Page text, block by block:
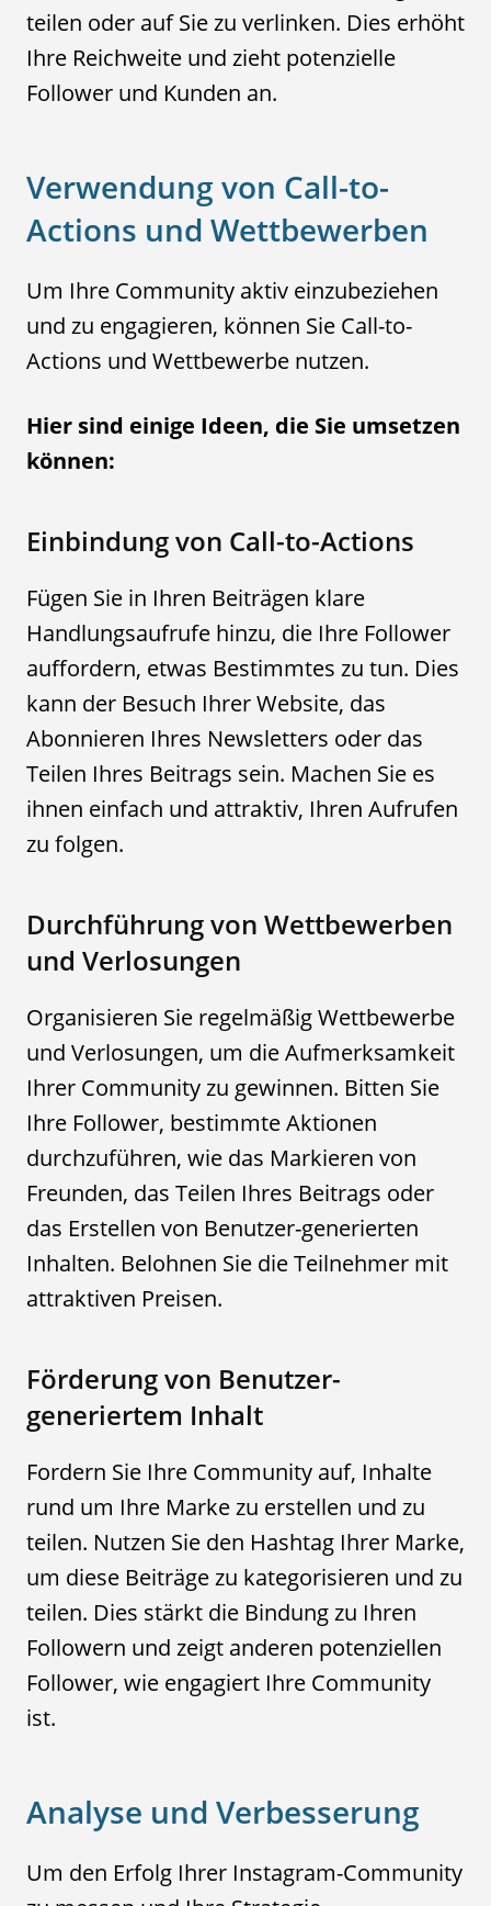
teilen oder auf Sie zu verlinken. Dies erhöht
Ihre Reichweite und zieht potenzielle
Follower und Kunden an.
Verwendung von Call-to-
Actions und Wettbewerben
Um Ihre Community aktiv einzubeziehen
und zu engagieren, können Sie Call-to-
Actions und Wettbewerbe nutzen.
Hier sind einige Ideen, die Sie umsetzen
können:
Einbindung von Call-to-Actions
Fügen Sie in Ihren Beiträgen klare
Handlungsaufrufe hinzu, die Ihre Follower
auffordern, etwas Bestimmtes zu tun. Dies
kann der Besuch Ihrer Website, das
Abonnieren Ihres Newsletters oder das
Teilen Ihres Beitrags sein. Machen Sie es
ihnen einfach und attraktiv, Ihren Aufrufen
zu folgen.
Durchführung von Wettbewerben
und Verlosungen
Organisieren Sie regelmäßig Wettbewerbe
und Verlosungen, um die Aufmerksamkeit
Ihrer Community zu gewinnen. Bitten Sie
Ihre Follower, bestimmte Aktionen
durchzuführen, wie das Markieren von
Freunden, das Teilen Ihres Beitrags oder
das Erstellen von Benutzer-generierten
Inhalten. Belohnen Sie die Teilnehmer mit
attraktiven Preisen.
Förderung von Benutzer-
generiertem Inhalt
Fordern Sie Ihre Community auf, Inhalte
rund um Ihre Marke zu erstellen und zu
teilen. Nutzen Sie den Hashtag Ihrer Marke,
um diese Beiträge zu kategorisieren und zu
teilen. Dies stärkt die Bindung zu Ihren
Followern und zeigt anderen potenziellen
Follower, wie engagiert Ihre Community
ist.
Analyse und Verbesserung
Um den Erfolg Ihrer Instagram-Community